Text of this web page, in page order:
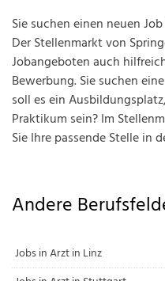
Sie suchen einen neuen
Der Stellenmarkt von
Jobangeboten auch
Bewerbung. Sie suchen
soll es ein
Praktikum sein? Im
Sie Ihre passende Stelle in
Andere
Jobs in Arzt in Linz